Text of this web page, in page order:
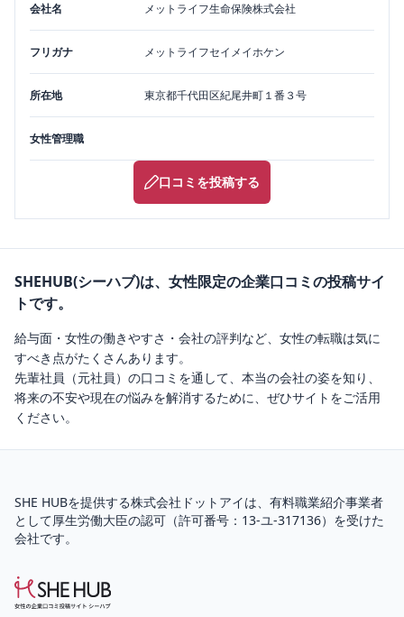
会社名 メットライフ生命保険株式会社
フリガナ メットライフセイメイホケン
所在地 東京都千代田区紀尾井町１番３号
女性管理職
口コミを投稿する
SHEHUB(シーハブ)は、女性限定の企業口コミの投稿サイ
トです。
給与面・女性の働きやすさ・会社の評判など、女性の転職は気に
すべき点がたくさんあります。
先輩社員（元社員）の口コミを通して、本当の会社の姿を知り、
将来の不安や現在の悩みを解消するために、ぜひサイトをご活用
ください。
SHE HUBを提供する株式会社ドットアイは、 有料職業紹介事業者
として厚生労働大臣の認可（許可番号：13-ユ-317136）を受けた
会社です。